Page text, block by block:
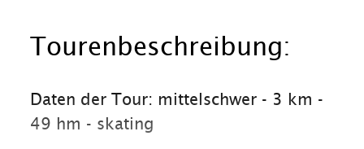
Tourenbeschreibung:
Daten der Tour: mittelschwer - 3 km -
49 hm - skating